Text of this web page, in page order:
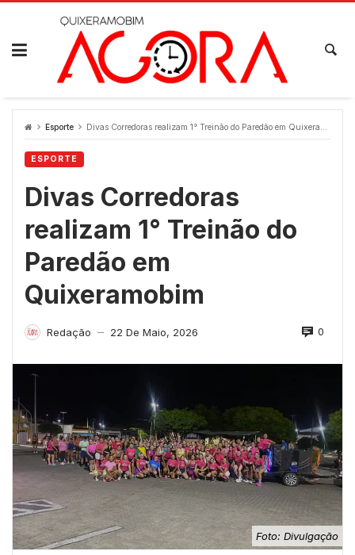
Skip
Esporte Divas Corredoras realizam 1° Treinão do Paredão em Quixeramobim
ESPORTE
Divas Corredoras
realizam 1° Treinão do
Paredão em
Quixeramobim
Redação — 22 De Maio, 2026 0
Foto: Divulgação